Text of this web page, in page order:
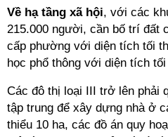
Về hạ tầng xã hội, với các
215.000 người, cần bố trí đất
cấp phường với diện tích tối
học phổ thông với diện tích
Các đô thị loại III trở lên phải
tập trung để xây dựng nhà ở
thiểu 10 ha, các đồ án quy